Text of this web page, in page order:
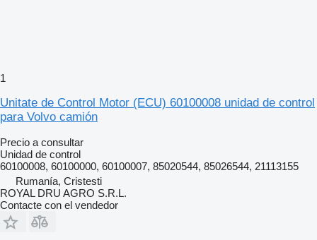
1
Unitate de Control Motor (ECU) 60100008 unidad de control
para Volvo camión
Precio a consultar
Unidad de control
60100008, 60100000, 60100007, 85020544, 85026544, 21113155
Rumanía, Cristesti
ROYAL DRU AGRO S.R.L.
Contacte con el vendedor